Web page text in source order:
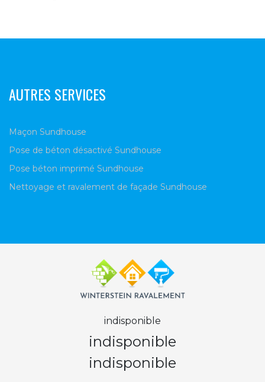
AUTRES SERVICES
Maçon Sundhouse
Pose de béton désactivé Sundhouse
Pose béton imprimé Sundhouse
Nettoyage et ravalement de façade Sundhouse
indisponible
indisponible
indisponible